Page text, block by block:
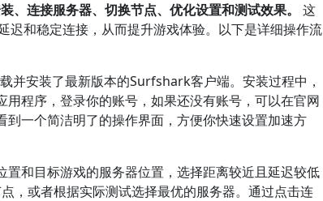
连接服务器、切换节点、优化设置和测试效果。
这
和稳定连接，从而提升游戏体验。以下是详细操作流
并安装了最新版本的Surfshark客户端。安装过程中，
程序，登录你的账号，如果还没有账号，可以在官网
一个简洁明了的操作界面，方便你快速设置加速方
和目标游戏的服务器位置，选择距离较近且延迟较低
，或者根据实际测试选择最优的服务器。通过点击连